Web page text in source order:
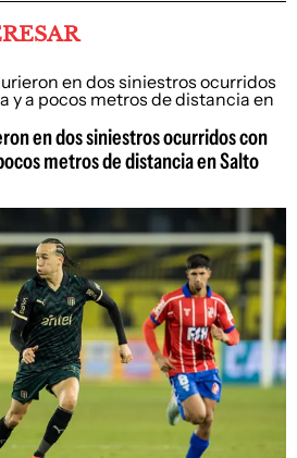
en dos siniestros ocurridos con
metros de distancia en Salto